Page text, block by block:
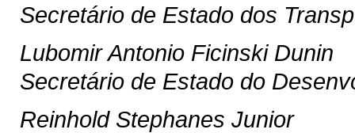
Secretário de Estado dos
Lubomir Antonio Ficinski Dunin
Secretário de Estado do
Reinhold Stephanes Junior